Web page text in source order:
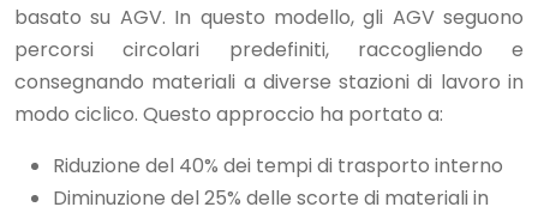
basato su AGV. In questo modello, gli AGV seguono
percorsi circolari predefiniti, raccogliendo e
consegnando materiali a diverse stazioni di lavoro in
modo ciclico. Questo approccio ha portato a:
Riduzione del 40% dei tempi di trasporto interno
Diminuzione del 25% delle scorte di materiali in